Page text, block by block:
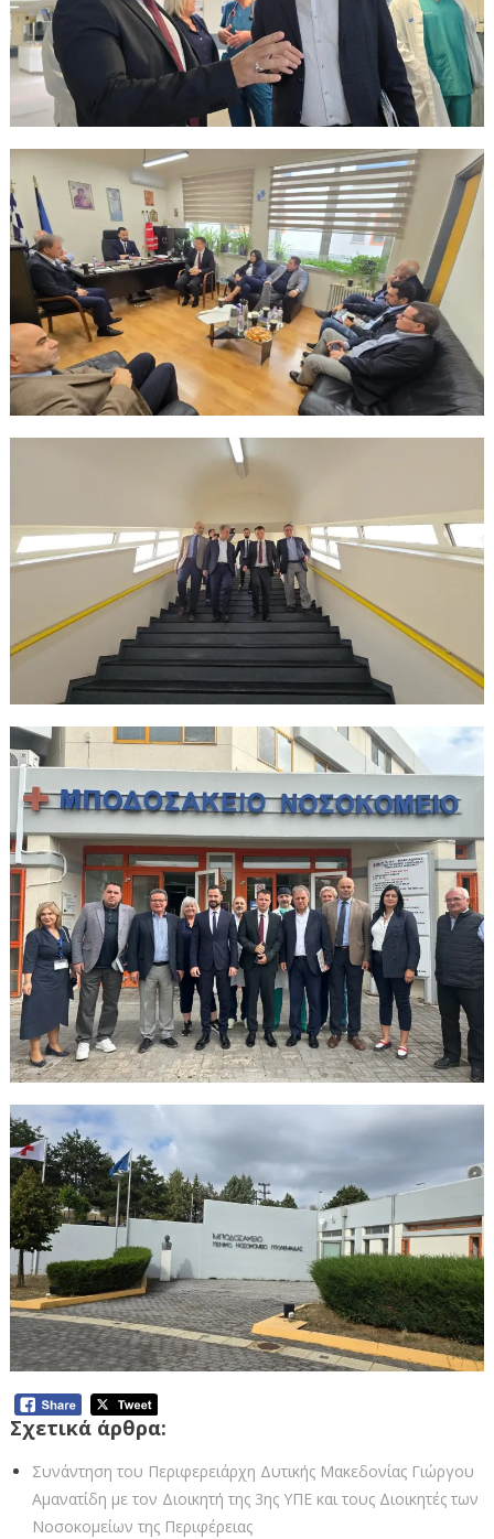
Σχετικά άρθρα:
Συνάντηση του Περιφερειάρχη Δυτικής Μακεδονίας Γιώργου
Αμανατίδη με τον Διοικητή της 3ης ΥΠΕ και τους Διοικητές των
Νοσοκομείων της Περιφέρειας